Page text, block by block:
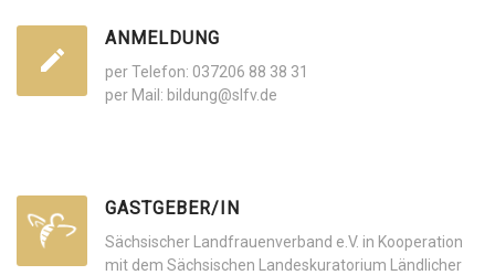
ANMELDUNG
per Telefon: 037206 88 38 31
per Mail: bildung@slfv.de
GASTGEBER/IN
Sächsischer Landfrauenverband e.V. in Kooperation
mit dem Sächsischen Landeskuratorium Ländlicher